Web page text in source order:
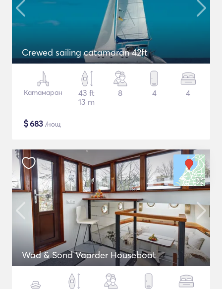
Crewed sailing catamaran 42ft
Катамаран
43 ft
13 m
8 4 4
$683 /нощ
Wad & Sond Vaarder Houseboat